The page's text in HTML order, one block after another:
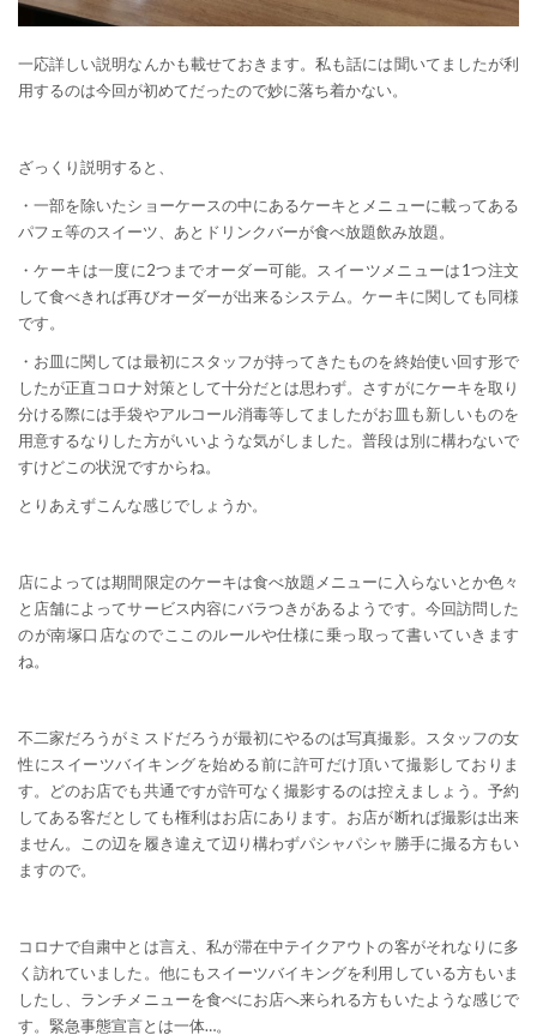
一応詳しい説明なんかも載せておきます。私も話には聞いてましたが利
用するのは今回が初めてだったので妙に落ち着かない。
ざっくり説明すると、
・一部を除いたショーケースの中にあるケーキとメニューに載ってある
パフェ等のスイーツ、あとドリンクバーが食べ放題飲み放題。
・ケーキは一度に2つまでオーダー可能。スイーツメニューは1つ注文
して食べきれば再びオーダーが出来るシステム。ケーキに関しても同様
です。
・お皿に関しては最初にスタッフが持ってきたものを終始使い回す形で
したが正直コロナ対策として十分だとは思わず。さすがにケーキを取り
分ける際には手袋やアルコール消毒等してましたがお皿も新しいものを
用意するなりした方がいいような気がしました。普段は別に構わないで
すけどこの状況ですからね。
とりあえずこんな感じでしょうか。
店によっては期間限定のケーキは食べ放題メニューに入らないとか色々
と店舗によってサービス内容にバラつきがあるようです。今回訪問した
のが南塚口店なのでここのルールや仕様に乗っ取って書いていきます
ね。
不二家だろうがミスドだろうが最初にやるのは写真撮影。スタッフの女
性にスイーツバイキングを始める前に許可だけ頂いて撮影しておりま
す。どのお店でも共通ですが許可なく撮影するのは控えましょう。予約
してある客だとしても権利はお店にあります。お店が断れば撮影は出来
ません。この辺を履き違えて辺り構わずパシャパシャ勝手に撮る方もい
ますので。
コロナで自粛中とは言え、私が滞在中テイクアウトの客がそれなりに多
く訪れていました。他にもスイーツバイキングを利用している方もいま
したし、ランチメニューを食べにお店へ来られる方もいたような感じで
す。緊急事態宣言とは一体…。